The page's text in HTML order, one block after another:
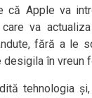
că Apple va
va
fără a le
în vreun
tehnologia